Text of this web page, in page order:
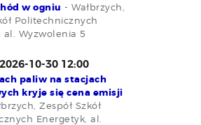
w ogniu - Wałbrzych,
Politechnicznych
al. Wyzwolenia 5
2026-10-30 12:00
paliw na stacjach
kryje się cena emisji
Zespół Szkół
Energetyk, al.